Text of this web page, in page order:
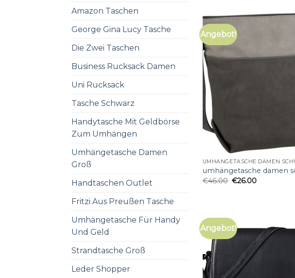
Amazon Taschen
George Gina Lucy Tasche
Die Zwei Taschen
Business Rucksack Damen
Uni Rucksack
Tasche Schwarz
Handytasche Mit Geldbörse
Zum Umhängen
Umhängetasche Damen
Groß
Handtaschen Outlet
Fritzi Aus Preußen Tasche
Umhängetasche Für Handy
Und Geld
Strandtasche Groß
Leder Shopper
Angebot!
UMHÄNGETASCHE DAMEN
umhängetasche damen
€46.00 €26.00
Angebot!